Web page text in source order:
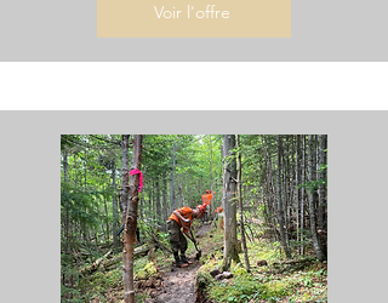
Voir l'offre